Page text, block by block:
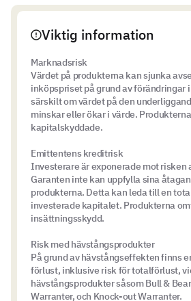
Viktig information
Marknadsrisk
Värdet på produkterna kan sjunka
inköpspriset på grund av förändringar
särskilt om värdet på den
minskar eller ökar i värde.
kapitalskyddade.
Emittentens kreditrisk
Investerare är exponerade mot risken
Garanten inte kan uppfylla sina
produkterna. Detta kan leda till en
investerade kapitalet. Produkterna
insättningsskydd.
Risk med hävstångsprodukter
På grund av hävstångseffekten finns
förlust, inklusive risk för totalförlust,
hävstångsprodukter såsom Bull &
Warranter, och Knock-out Warranter.